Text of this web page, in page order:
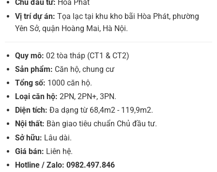
Chủ đầu tư: Hòa Phát
Vị trí dự án: Tọa lạc tại khu kho bãi Hòa Phát, phường
Yên Sở, quận Hoàng Mai, Hà Nội.
Quy mô: 02 tòa tháp (CT1 & CT2)
Sản phẩm: Căn hộ, chung cư
Tổng số: 1000 căn hộ.
Loại căn hộ: 2PN, 2PN+, 3PN.
Diện tích: Đa dạng từ 68,4m2 - 119,9m2.
Nội thất: Bàn giao tiêu chuẩn Chủ đầu tư.
Sở hữu: Lâu dài.
Giá bán: Liên hệ.
Hotline / Zalo: 0982.497.846